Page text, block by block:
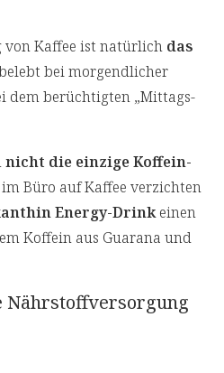
Kaffee ist natürlich das
bei morgendlicher
dem berüchtigten „Mittags-
nicht die einzige Koffein-
Büro auf Kaffee verzichten
Energy-Drinkeinen
Koffein aus Guarana und
Nährstoffversorgung